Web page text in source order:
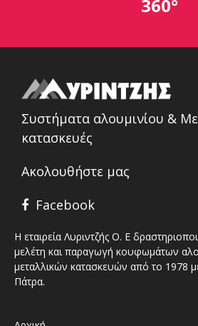
360°
Συστήματα αλουμινίου &
κατασκευές
Ακολουθήστε μας
Facebook
Η εταιρεία Λυριντζής Ο. Ε
μελέτη και παραγωγή κουφωμάτων
μεταλλικών κατασκευών από το 1978
Πάτρα.